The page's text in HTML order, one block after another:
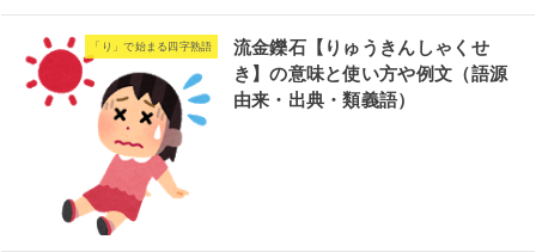
「り」で始まる四字熟語
流金鑠石【りゅうきんしゃくせ
き】の意味と使い方や例文（語源
由来・出典・類義語）